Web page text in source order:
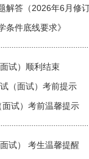
解答（2026年6月修
条件底线要求》
试）顺利结束
（面试）考前提示
试）考前温馨提示
试） 考生温馨提醒